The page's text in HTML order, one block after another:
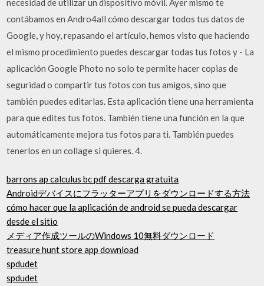
contábamos en Andro4all cómo descargar todos tus datos de
Google, y hoy, repasando el artículo, hemos visto que haciendo
el mismo procedimiento puedes descargar todas tus fotos y - La
aplicación Google Photo no solo te permite hacer copias de
seguridad o compartir tus fotos con tus amigos, sino que
también puedes editarlas. Esta aplicación tiene una herramienta
para que edites tus fotos. También tiene una función en la que
automáticamente mejora tus fotos para ti. También puedes
tenerlos en un collage si quieres. 4.
barrons ap calculus bc pdf descarga gratuita
Androidデバイスにフラッターアプリをダウンロードする方法
cómo hacer que la aplicación de android se pueda descargar
desde el sitio
メディア作成ツールのWindows 10無料ダウンロード
treasure hunt store app download
spdudet
spdudet